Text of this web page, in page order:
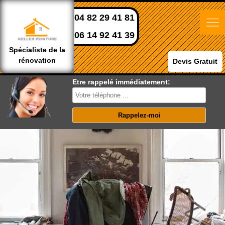
Spécialiste de la
rénovation
04 82 29 41 81
06 14 92 41 39
Devis Gratuit
Etre rappelé immédiatement: